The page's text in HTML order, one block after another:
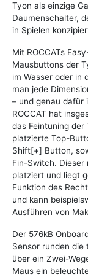
Tyon als einzige
Daumenschalter,
in Spielen
Mit ROCCATs
Mausbuttons der
im Wasser oder in
man jede
– und genau dafür
ROCCAT hat
das Feintuning
platzierte Top-
Shift[+] Button,
Fin-Switch. Dieser
platziert und liegt
Funktion des
und kann
Ausführen von
Der 576kB
Sensor runden
über ein Zwei-
Maus ein